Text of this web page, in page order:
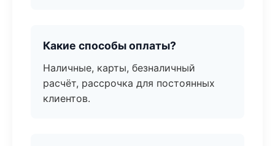
Какие способы оплаты?
Наличные, карты, безналичный
расчёт, рассрочка для постоянных
клиентов.